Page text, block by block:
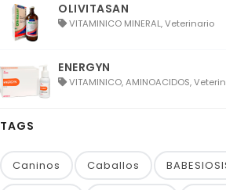
OLIVITASAN
VITAMINICO MINERAL, Veterinario
ENERGYN
VITAMINICO, AMINOACIDOS,
TAGS
Caninos Caballos